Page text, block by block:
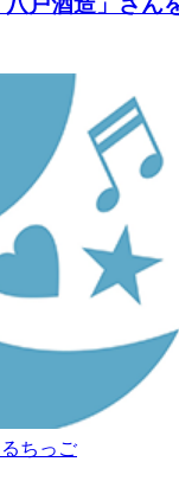
ちっご